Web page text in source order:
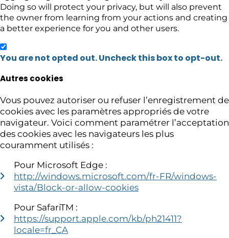
Doing so will protect your privacy, but will also prevent
the owner from learning from your actions and creating
a better experience for you and other users.
You are not opted out. Uncheck this box to opt-out.
Autres cookies
Vous pouvez autoriser ou refuser l’enregistrement de
cookies avec les paramètres appropriés de votre
navigateur. Voici comment paramétrer l’acceptation
des cookies avec les navigateurs les plus
couramment utilisés :
Pour Microsoft Edge :
http://windows.microsoft.com/fr-FR/windows-
vista/Block-or-allow-cookies
Pour SafariTM :
https://support.apple.com/kb/ph21411?
locale=fr_CA